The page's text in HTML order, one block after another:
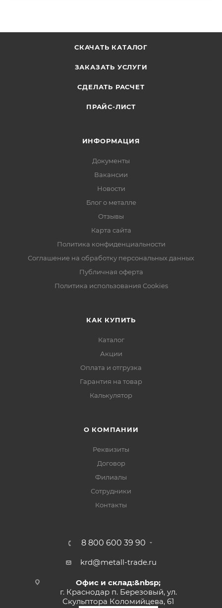
СКАЧАТЬ КАТАЛОГ
ЗАКАЗАТЬ УСЛУГИ
СДЕЛАТЬ РАСЧЕТ
ПРАЙС-ЛИСТ
ИНФОРМАЦИЯ
Документы
Вакансии
Новости
Блог о металле
Отзывы
Карта сайта
Политика конфиденциальности
Соглашение на обработку персональных данных
Публичная оферта
Политика использования Cookies
КАК КУПИТЬ
Каталог
Акции
Оплата и отгрузка
Гарантия на товар
Калькулятор
О КОМПАНИИ
Реквизиты
Договор
Филиалы
Сотрудники
Контакты
8 800 600 39 90
krd@metall-trade.ru
Офис и склад:&nbsp;
г. Краснодар п. Березовый, ул.
Скульптора Коломийцева, 61